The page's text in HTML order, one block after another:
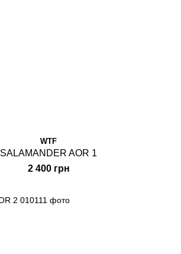
WTF
SALAMANDER AOR 1
2 400 грн